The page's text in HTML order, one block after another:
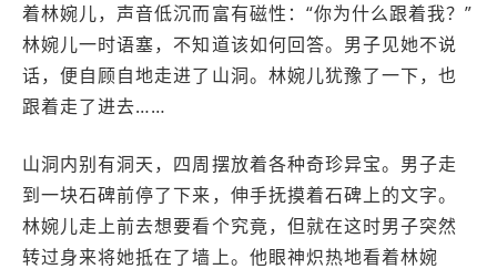
着林婉儿，声音低沉而富有磁性：“你为什么跟着我？”
林婉儿一时语塞，不知道该如何回答。男子见她不说
话，便自顾自地走进了山洞。林婉儿犹豫了一下，也
跟着走了进去……
山洞内别有洞天，四周摆放着各种奇珍异宝。男子走
到一块石碑前停了下来，伸手抚摸着石碑上的文字。
林婉儿走上前去想要看个究竟，但就在这时男子突然
转过身来将她抵在了墙上。他眼神炽热地看着林婉